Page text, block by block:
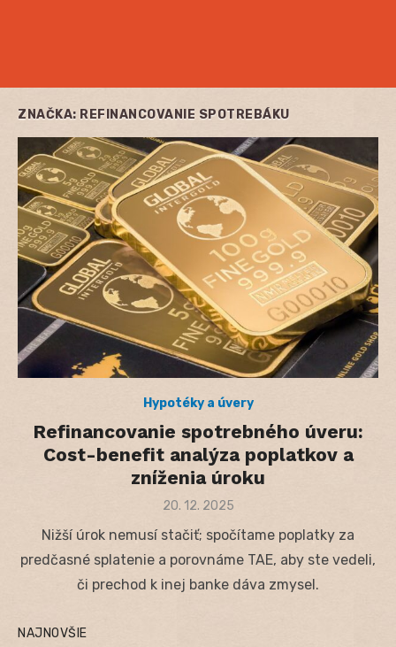
ZNAČKA: REFINANCOVANIE SPOTREBÁKU
Hypotéky a úvery
Refinancovanie spotrebného úveru:
Cost-benefit analýza poplatkov a
zníženia úroku
Posted
20. 12. 2025
Nižší úrok nemusí stačiť; spočítame poplatky za
predčasné splatenie a porovnáme TAE, aby ste vedeli,
či prechod k inej banke dáva zmysel.
NAJNOVŠIE